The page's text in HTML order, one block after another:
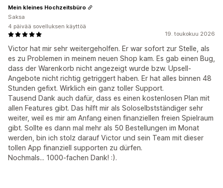
19. toukokuu 2026
Victor hat mir sehr weitergeholfen. Er war sofort zur Stelle, als
es zu Problemen in meinem neuen Shop kam. Es gab einen Bug,
dass der Warenkorb nicht angezeigt wurde bzw. Upsell-
Angebote nicht richtig getriggert haben. Er hat alles binnen 48
Stunden gefixt. Wirklich ein ganz toller Support.
Tausend Dank auch dafür, dass es einen kostenlosen Plan mit
allen Features gibt. Das hilft mir als Soloselbstständiger sehr
weiter, weil es mir am Anfang einen finanziellen freien Spielraum
gibt. Sollte es dann mal mehr als 50 Bestellungen im Monat
werden, bin ich stolz darauf Victor und sein Team mit dieser
tollen App finanziell supporten zu dürfen.
Nochmals... 1000-fachen Dank! :).
Mein kleines Hochzeitsbüro
Saksa
4 päivää sovelluksen käyttöä